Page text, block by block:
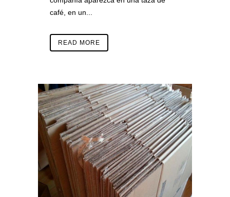
café, en un...
READ MORE